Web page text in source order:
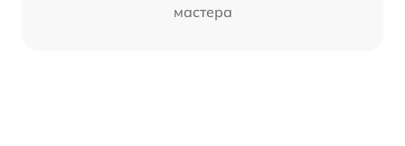
мастера